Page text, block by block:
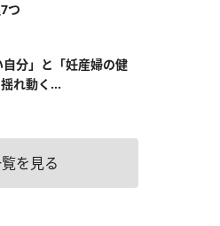
つ
自分」と「妊産婦の健
れ動く...
を見る